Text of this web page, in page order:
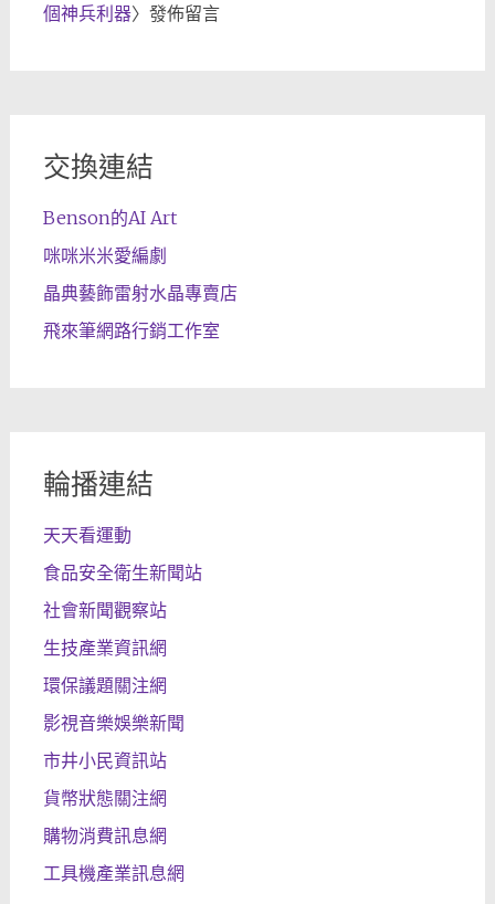
個神兵利器〉發佈留言
交換連結
Benson的AI Art
咪咪米米愛編劇
晶典藝飾雷射水晶專賣店
飛來筆網路行銷工作室
輪播連結
天天看運動
食品安全衛生新聞站
社會新聞觀察站
生技產業資訊網
環保議題關注網
影視音樂娛樂新聞
市井小民資訊站
貨幣狀態關注網
購物消費訊息網
工具機產業訊息網